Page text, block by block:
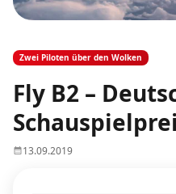
Zwei Piloten über den Wolken
Fly B2 –
13.09.2019